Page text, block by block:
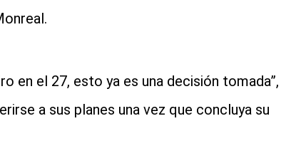
en el 27, esto ya es una decisión tomada”,
a sus planes una vez que concluya su